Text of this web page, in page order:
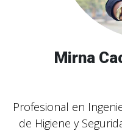
Mirna
Profesional en
de Higiene y